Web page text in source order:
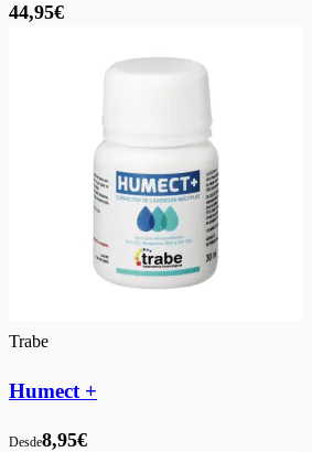
44,95€
Trabe
Humect +
Desde8,95€